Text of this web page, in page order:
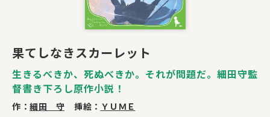
果てしなきスカーレット
生きるべきか、死ぬべきか。それが問題だ。細田守監
督書き下ろし原作小説！
作： 細田 守 挿絵： ＹＵＭＥ